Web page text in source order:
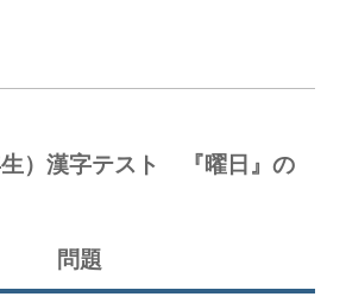
生）漢字テスト 『曜日』の
問題